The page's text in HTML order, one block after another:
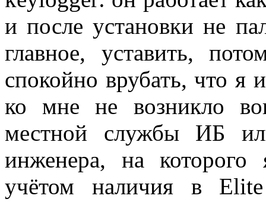
и после установки не
главное, уставить,
спокойно врубать, что я
ко мне не возникло
местной службы ИБ
инженера, на
учётом наличия в